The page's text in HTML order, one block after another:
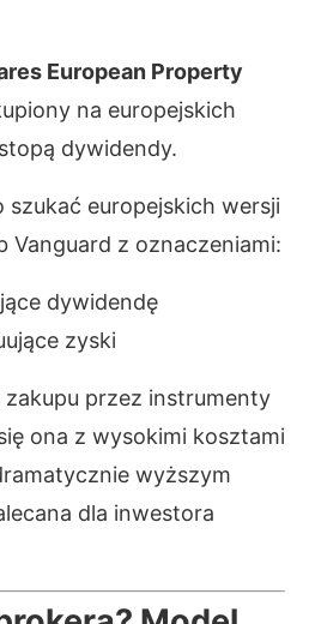
European Property
na europejskich
dywidendy.
europejskich wersji
Vanguard z oznaczeniami:
dywidendę
zyski
przez instrumenty
ona z wysokimi kosztami
wyższym
dla inwestora